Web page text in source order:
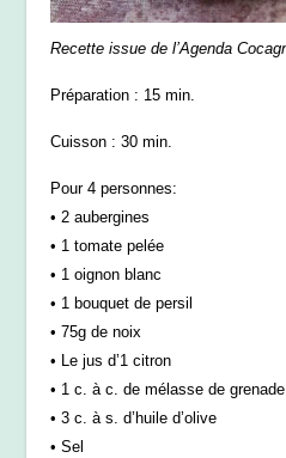
Recette issue de l’Agenda
Préparation : 15 min.
Cuisson : 30 min.
Pour 4 personnes:
• 2 aubergines
• 1 tomate pelée
• 1 oignon blanc
• 1 bouquet de persil
• 75g de noix
• Le jus d’1 citron
• 1 c. à c. de mélasse de
• 3 c. à s. d’huile d’olive
• Sel